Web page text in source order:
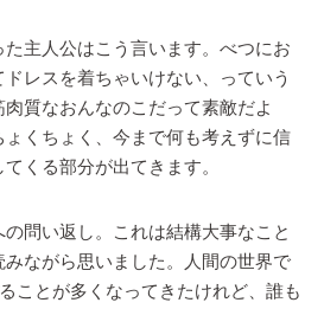
た主人公はこう言います。べつにお
レスを着ちゃいけない、っていう
質なおんなのこだって素敵だよ
くちょく、今まで何も考えずに信
くる部分が出てきます。
問い返し。これは結構大事なこと
ながら思いました。人間の世界で
ことが多くなってきたけれど、誰も